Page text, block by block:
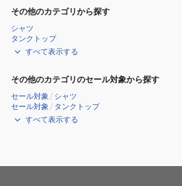
その他のカテゴリから探す
シャツ
タンクトップ
すべて表示する
その他のカテゴリのセール対象から探す
セール対象 / シャツ
セール対象 / タンクトップ
すべて表示する